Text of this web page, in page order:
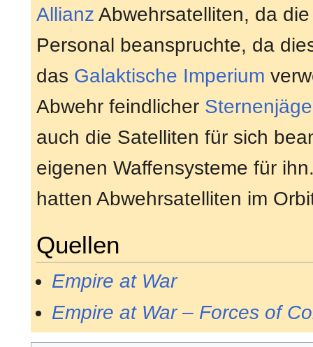
Allianz Abwehrsatelliten, da
Personal beanspruchte, da
das Galaktische Imperium
Abwehr feindlicher
auch die Satelliten für sich
eigenen Waffensysteme für
hatten Abwehrsatelliten im
Quellen
Empire at War
Empire at War – Forces of